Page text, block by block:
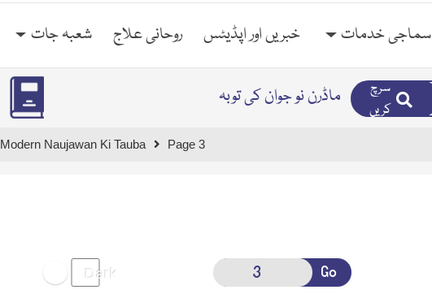
سماجی خدمات خبریں اور اپڈیٹس روحانی علاج شعبہ جات
ماڈرن نو جوان کی توبہ
سرچ
کریں
Modern Naujawan Ki Tauba Page 3
Go